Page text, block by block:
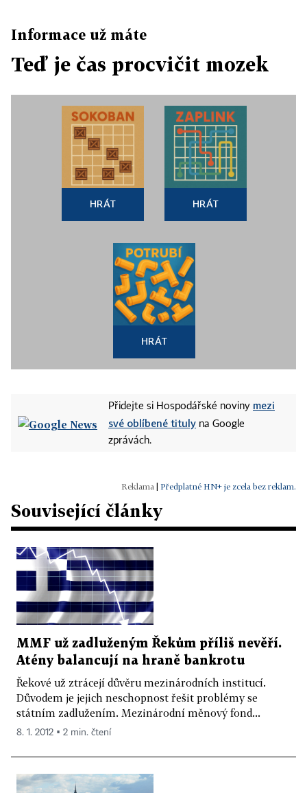
Informace už máte
Teď je čas procvičit mozek
HRÁT HRÁT
HRÁT
Přidejte si Hospodářské noviny mezi
své oblíbené tituly na Google
zprávách.
Předplatné HN+ je zcela bez reklam.
Související články
MMF už zadluženým Řekům příliš nevěří.
Atény balancují na hraně bankrotu
Řekové už ztrácejí důvěru mezinárodních institucí.
Důvodem je jejich neschopnost řešit problémy se
státním zadlužením. Mezinárodní měnový fond...
8. 1. 2012 ▪ 2 min. čtení